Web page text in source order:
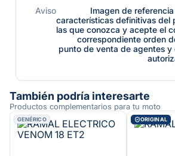
Aviso
Imagen de
características definitivas del
las que conozca y acepte el
correspondiente orden
punto de venta de agentes y
También podría interesarte
Productos complementarios para tu moto
GENÉRICO ORIGINAL